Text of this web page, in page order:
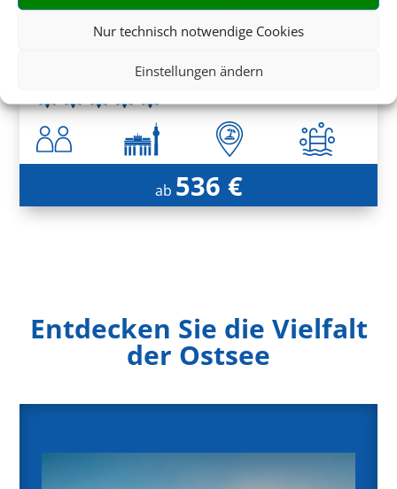
Nur technisch notwendige Cookies
Einstellungen ändern
Yachthafenresidenz Hohe Düne
Warnemünde, Ostseeküste Mecklenburg
ab 536 €
Entdecken Sie die Vielfalt
der Ostsee